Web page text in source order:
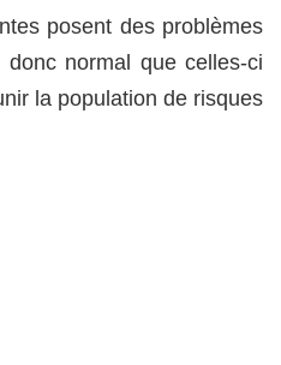
posent des problèmes
normal que celles-ci
la population de risques